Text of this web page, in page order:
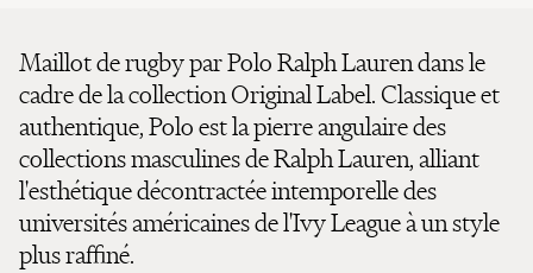
Maillot de rugby par Polo Ralph Lauren dans le
cadre de la collection Original Label. Classique et
authentique, Polo est la pierre angulaire des
collections masculines de Ralph Lauren, alliant
l'esthétique décontractée intemporelle des
universités américaines de l'Ivy League à un style
plus raffiné.